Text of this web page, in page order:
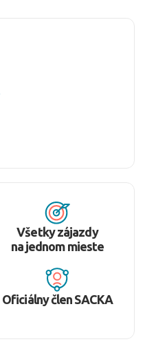
Všetky zájazdy
na jednom mieste
Oficiálny člen SACKA